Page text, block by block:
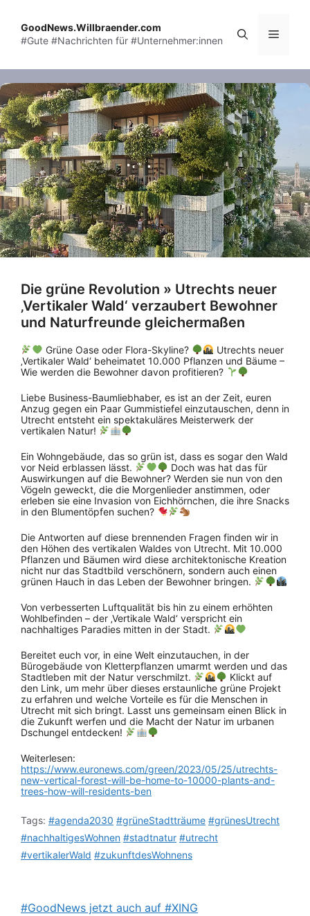
content
GoodNews.Willbraender.com
#Gute #Nachrichten für #Unternehmer:innen
Menu
Die grüne Revolution » Utrechts neuer
‚Vertikaler Wald‘ verzaubert Bewohner
und Naturfreunde gleichermaßen
Grüne Oase oder Flora-Skyline?
Utrechts neuer
‚Vertikaler Wald‘ beheimatet 10.000 Pflanzen und Bäume –
Wie werden die Bewohner davon profitieren?
Liebe Business-Baumliebhaber, es ist an der Zeit, euren
Anzug gegen ein Paar Gummistiefel einzutauschen, denn in
Utrecht entsteht ein spektakuläres Meisterwerk der
vertikalen Natur!
Ein Wohngebäude, das so grün ist, dass es sogar den Wald
vor Neid erblassen lässt.
Doch was hat das für
Auswirkungen auf die Bewohner? Werden sie nun von den
Vögeln geweckt, die die Morgenlieder anstimmen, oder
erleben sie eine Invasion von Eichhörnchen, die ihre Snacks
in den Blumentöpfen suchen?
Die Antworten auf diese brennenden Fragen finden wir in
den Höhen des vertikalen Waldes von Utrecht. Mit 10.000
Pflanzen und Bäumen wird diese architektonische Kreation
nicht nur das Stadtbild verschönern, sondern auch einen
grünen Hauch in das Leben der Bewohner bringen.
Von verbesserten Luftqualität bis hin zu einem erhöhten
Wohlbefinden – der ‚Vertikale Wald‘ verspricht ein
nachhaltiges Paradies mitten in der Stadt.
Bereitet euch vor, in eine Welt einzutauchen, in der
Bürogebäude von Kletterpflanzen umarmt werden und das
Stadtleben mit der Natur verschmilzt.
Klickt auf
den Link, um mehr über dieses erstaunliche grüne Projekt
zu erfahren und welche Vorteile es für die Menschen in
Utrecht mit sich bringt. Lasst uns gemeinsam einen Blick in
die Zukunft werfen und die Macht der Natur im urbanen
Dschungel entdecken!
Weiterlesen:
https://www.euronews.com/green/2023/05/25/utrechts-
new-vertical-forest-will-be-home-to-10000-plants-and-
trees-how-will-residents-ben
Tags: #agenda2030 #grüneStadtträume #grünesUtrecht
#nachhaltigesWohnen #stadtnatur #utrecht
#vertikalerWald #zukunftdesWohnens
#GoodNews jetzt auch auf #XING